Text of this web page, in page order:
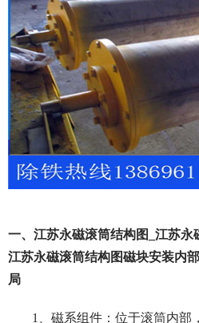
一、江苏永磁滚筒结构图_江苏永
江苏永磁滚筒结构图磁块安装内
局
1、磁系组件：位于滚筒内部